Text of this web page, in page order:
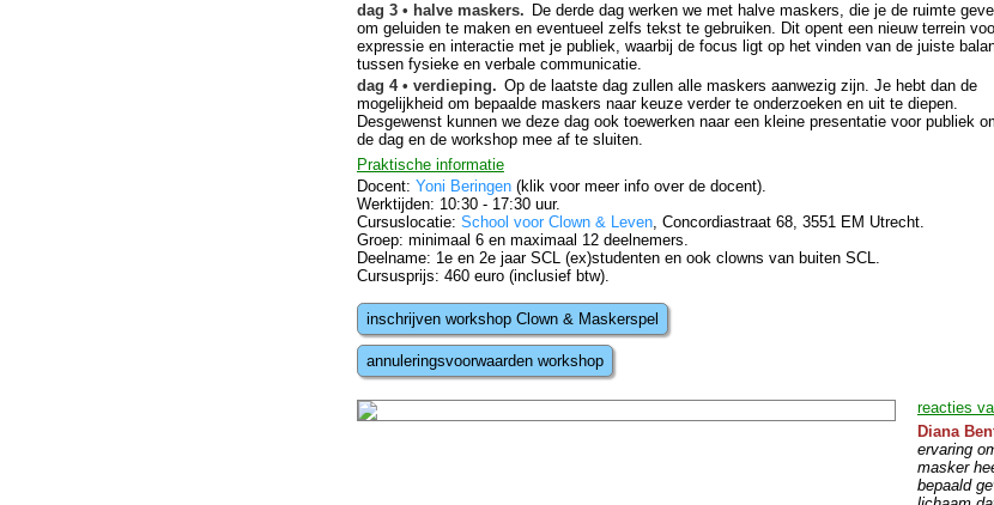
dag 3 • halve maskers. De derde dag werken we met halve maskers, die je de ruimte
om geluiden te maken en eventueel zelfs tekst te gebruiken. Dit opent een nieuw terrein
expressie en interactie met je publiek, waarbij de focus ligt op het vinden van de juiste
tussen fysieke en verbale communicatie.
dag 4 • verdieping. Op de laatste dag zullen alle maskers aanwezig zijn. Je hebt dan de
mogelijkheid om bepaalde maskers naar keuze verder te onderzoeken en uit te diepen.
Desgewenst kunnen we deze dag ook toewerken naar een kleine presentatie voor publiek
de dag en de workshop mee af te sluiten.
Praktische informatie
Docent: Yoni Beringen(klik voor meer info over de docent).
Werktijden: 10:30 - 17:30 uur.
Cursuslocatie: School voor Clown & Leven, Concordiastraat 68, 3551 EM Utrecht.
Groep: minimaal 6 en maximaal 12 deelnemers.
Deelname: 1e en 2e jaar SCL (ex)studenten en ook clowns van buiten SCL.
Cursusprijs: 460 euro (inclusief btw).
inschrijven workshop Clown & Maskerspel
annuleringsvoorwaarden workshop
reacties
Diana
ervaring
masker
bepaald